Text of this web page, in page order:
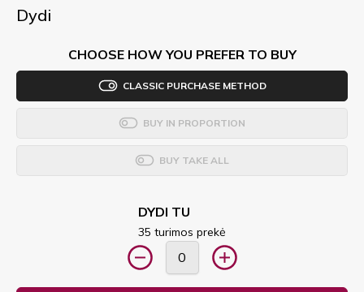
Dydi
CHOOSE HOW YOU PREFER TO BUY
CLASSIC PURCHASE METHOD
BUY IN PROPORTION
BUY TAKE ALL
DYDI TU
35 turimos prekė